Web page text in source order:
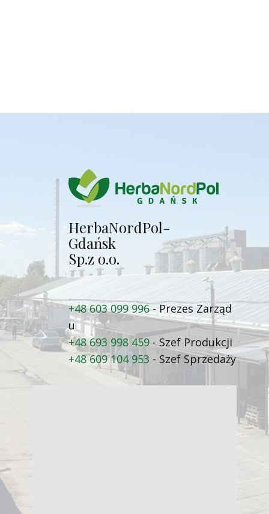
Herba​NordPol-
Gdańsk
Sp.z o.o.
+48 603 099 996 - Prezes Zarząd​
u
+48 693 998 459 - Szef Produkcji
+48 609 104 953 - Szef Sprzedaży